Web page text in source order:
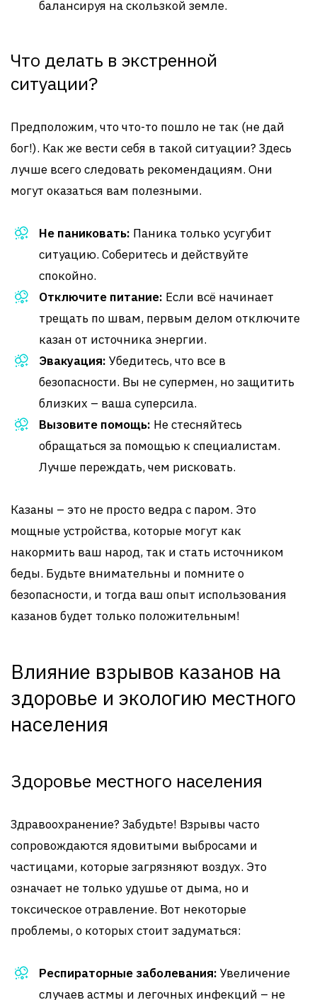
балансируя на скользкой земле.
Что делать в экстренной
ситуации?
Предположим, что что-то пошло не так (не дай
бог!). Как же вести себя в такой ситуации? Здесь
лучше всего следовать рекомендациям. Они
могут оказаться вам полезными.
Не паниковать: Паника только усугубит
ситуацию. Соберитесь и действуйте
спокойно.
Отключите питание: Если всё начинает
трещать по швам, первым делом отключите
казан от источника энергии.
Эвакуация: Убедитесь, что все в
безопасности. Вы не супермен, но защитить
близких – ваша суперсила.
Вызовите помощь: Не стесняйтесь
обращаться за помощью к специалистам.
Лучше переждать, чем рисковать.
Казаны – это не просто ведра с паром. Это
мощные устройства, которые могут как
накормить ваш народ, так и стать источником
беды. Будьте внимательны и помните о
безопасности, и тогда ваш опыт использования
казанов будет только положительным!
Влияние взрывов казанов на
здоровье и экологию местного
населения
Здоровье местного населения
Здравоохранение? Забудьте! Взрывы часто
сопровождаются ядовитыми выбросами и
частицами, которые загрязняют воздух. Это
означает не только удушье от дыма, но и
токсическое отравление. Вот некоторые
проблемы, о которых стоит задуматься:
Респираторные заболевания: Увеличение
случаев астмы и легочных инфекций – не